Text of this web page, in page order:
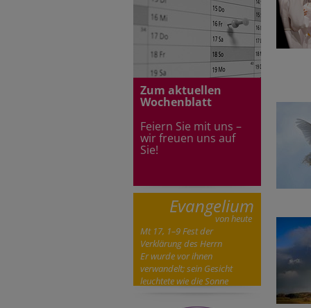
Zum aktuellen
Wochenblatt
Feiern Sie mit uns –
wir freuen uns auf
Sie!
Evangelium
von heute
Mt 17, 1–9 Fest der
Verklärung des Herrn
Er wurde vor ihnen
verwandelt; sein Gesicht
leuchtete wie die Sonne